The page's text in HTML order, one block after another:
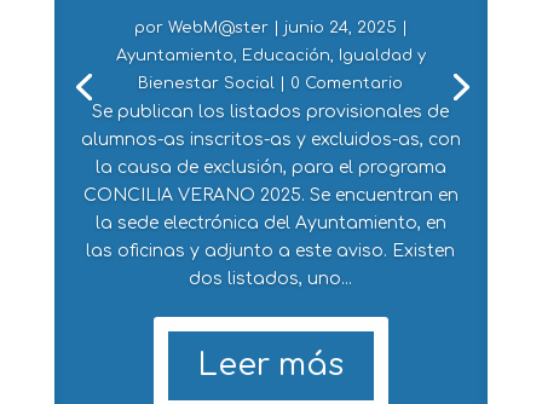
por WebM@ster| junio 24, 2025 |
Ayuntamiento
Educación
Igualdad y
Bienestar Social | 0 Comentario
Se publican los listados provisionales de
alumnos-as inscritos-as y excluidos-as, con
la causa de exclusión, para el programa
CONCILIA VERANO 2025. Se encuentran en
la sede electrónica del Ayuntamiento, en
las oficinas y adjunto a este aviso. Existen
dos listados, uno...
Leer más